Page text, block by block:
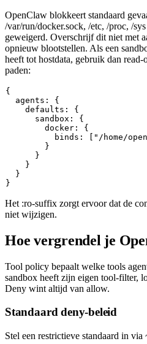
OpenClaw blokkeert standaard
/var/run/docker.sock, /etc, /proc, /sys
geweigerd. Overschrijf dit niet met
opnieuw blootstellen. Als een
heeft tot hostdata, gebruik dan
paden:
{
  agents: {
    defaults: {
      sandbox: {
        docker: {
binds: ["/home/
        }
      }
    }
  }
Het :ro-suffix zorgt ervoor dat de
niet wijzigen.
Hoe vergrendel je
Tool policy bepaalt welke tools
sandbox heeft zijn eigen tool-filter,
Deny wint altijd van allow.
Standaard deny-beleid
Stel een restrictieve standaard in via